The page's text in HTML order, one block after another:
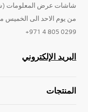
شاشات عرض المعلومات
من يوم الاحد الى الخميس من
0299 805 4 971+
البريد الإلكتروني
المنتجات